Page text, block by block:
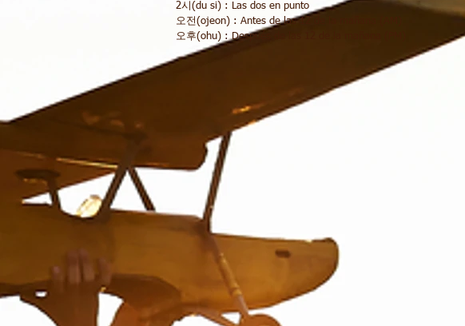
2시(du si) : Las dos en punto
오전(ojeon) : Antes de las 12 de la mañana (AM)
오후(ohu) : Después de las 12 de la mañana (PM)